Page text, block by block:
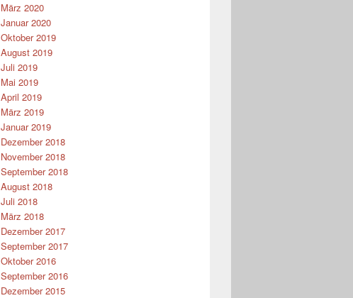
März 2020
Januar 2020
Oktober 2019
August 2019
Juli 2019
Mai 2019
April 2019
März 2019
Januar 2019
Dezember 2018
November 2018
September 2018
August 2018
Juli 2018
März 2018
Dezember 2017
September 2017
Oktober 2016
September 2016
Dezember 2015